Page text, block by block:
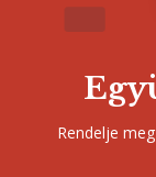
Rendelje